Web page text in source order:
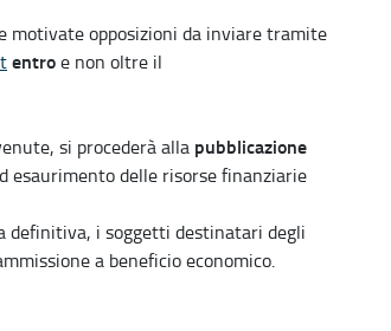
motivate opposizioni da inviare tramite
entroe non oltre il
si procederà alla pubblicazione
esaurimento delle risorse finanziarie
definitiva, i soggetti destinatari degli
a beneficio economico.